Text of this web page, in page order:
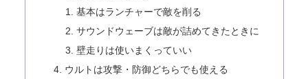
基本はランチャーで敵を削る
サウンドウェーブは敵が詰めてきたときに
壁走りは使いまくっていい
ウルトは攻撃・防御どちらでも使える